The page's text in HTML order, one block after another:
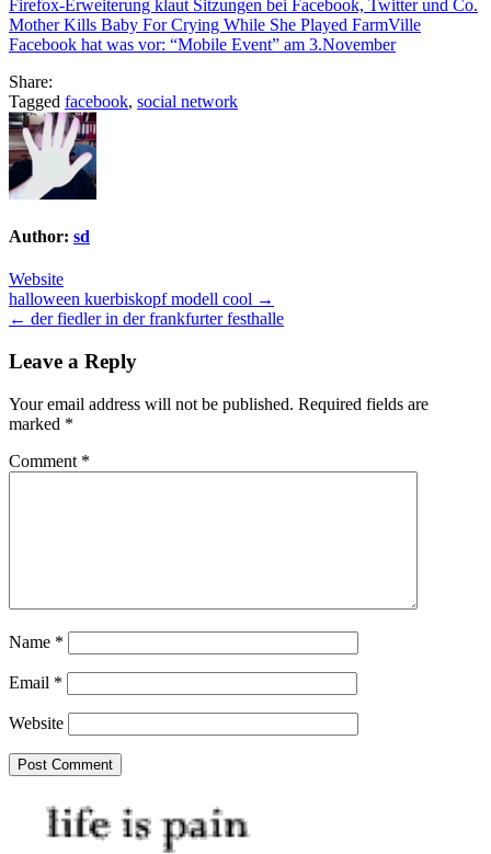
Firefox-Erweiterung klaut Sitzungen bei Facebook, Twitter und Co.
Mother Kills Baby For Crying While She Played FarmVille
Facebook hat was vor: “Mobile Event” am 3.November
Share:
Tagged facebook, social network
Author: sd
Website
Post
navigation
halloween kuerbiskopf modell cool →
← der fiedler in der frankfurter festhalle
Leave a Reply
Your email address will not be published. Required fields are
marked *
Comment *
Name *
Email *
Website